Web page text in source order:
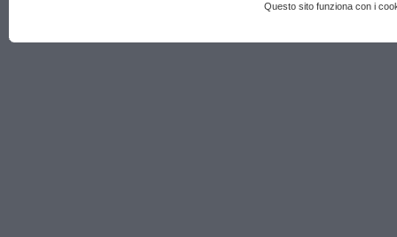
Questo sito funziona con i